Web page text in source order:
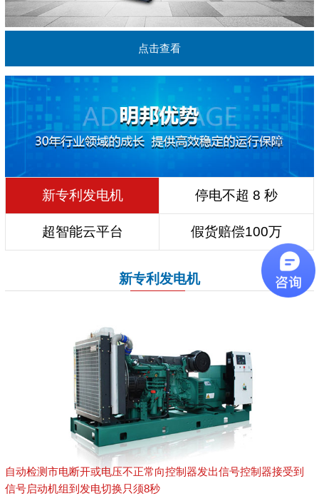
点击查看
新专利发电机 停电不超 8 秒
超智能云平台 假货赔偿100万
新专利发电机
自动检测市电断开或电压不正常向控制器发出信号控制器接受到
信号启动机组到发电切换只须8秒